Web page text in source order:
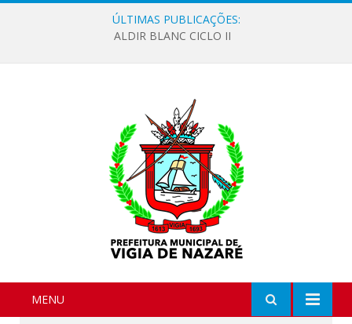
ÚLTIMAS PUBLICAÇÕES:
ALDIR BLANC CICLO II
MENU